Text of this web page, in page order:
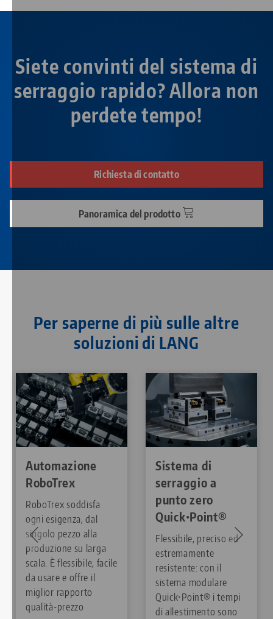
Siete convinti del sistema di
serraggio rapido? Allora non
perdete tempo!
Panoramica del prodotto
Richiesta di contatto
Per saperne di più sulle altre
soluzioni di LANG
Automazione
RoboTrex
RoboTrex soddisfa
ogni esigenza, dal
singolo pezzo alla
produzione su larga
scala. È flessibile, facile
da usare e offre il
miglior rapporto
qualità-prezzo
Sistema di
serraggio a
punto zero
Quick•Point®
Flessibile, preciso ed
estremamente
resistente: con il
sistema modulare
Quick•Point® i tempi
di allestimento sono